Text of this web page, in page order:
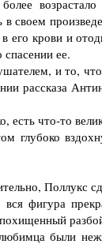
в своем
его крови и
ее.
и то,
рассказа
что-то
глубоко
Поллукс
фигура
были